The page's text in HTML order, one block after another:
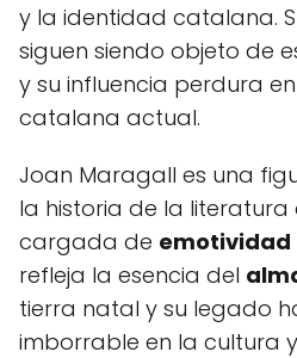
y la identidad catalana.
siguen siendo objeto de
y su influencia perdura
catalana actual.
Joan Maragall es una
la historia de la
cargada de emotividad
refleja la esencia del
tierra natal y su legado
imborrable en la cultura